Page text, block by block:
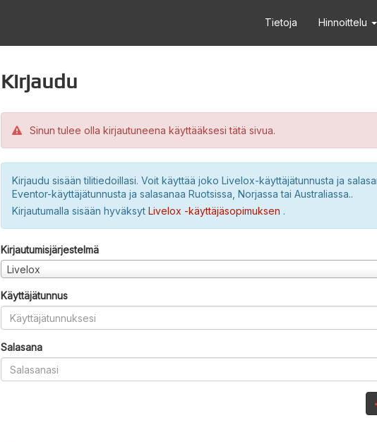
Tietoja Hinnoittelu
Kirjaudu
Sinun tulee olla kirjautuneena käyttääksesi tätä sivua.
Kirjaudu sisään tilitiedoillasi. Voit käyttää joko Livelox-käyttäjätunnusta ja
Eventor-käyttäjätunnusta ja salasanaa Ruotsissa, Norjassa tai Australiassa..
Kirjautumalla sisään hyväksyt Livelox -käyttäjäsopimuksen .
Kirjautumisjärjestelmä
Livelox
Käyttäjätunnus
Salasana